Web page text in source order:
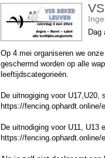
Dag
Op 4 mei organiseren we
geschermd worden op alle
leeftijdscategorieën.
De uitnogiging voor U17,U20,
https://
De uitnodiging voor U11, U13
https://